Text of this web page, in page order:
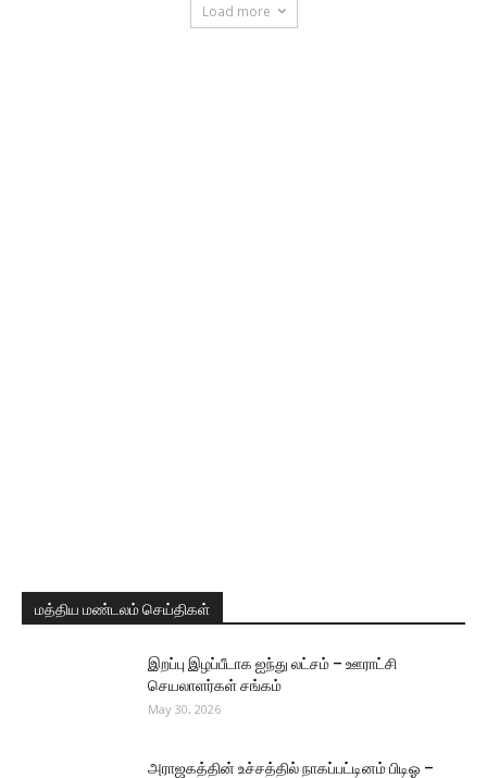
Load more
மத்திய மண்டலம் செய்திகள்
இறப்பு இழப்பீடாக ஐந்து லட்சம் – ஊராட்சி
செயலாளர்கள் சங்கம்
May 30, 2026
அராஜகத்தின் உச்சத்தில் நாகப்பட்டினம் பிடிஓ –